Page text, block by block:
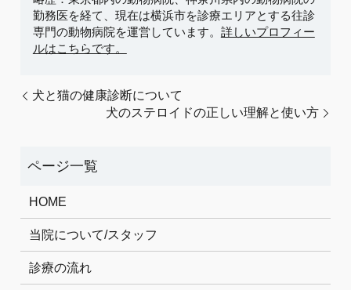
勤務医を経て、現在は横浜市を診療エリアとする往診
専門の動物病院を運営しています。 詳しいプロフィー
ルはこちらです。
犬と猫の健康診断について
犬のステロイドの正しい理解と使い方
HOME
当院について/スタッフ
診療の流れ